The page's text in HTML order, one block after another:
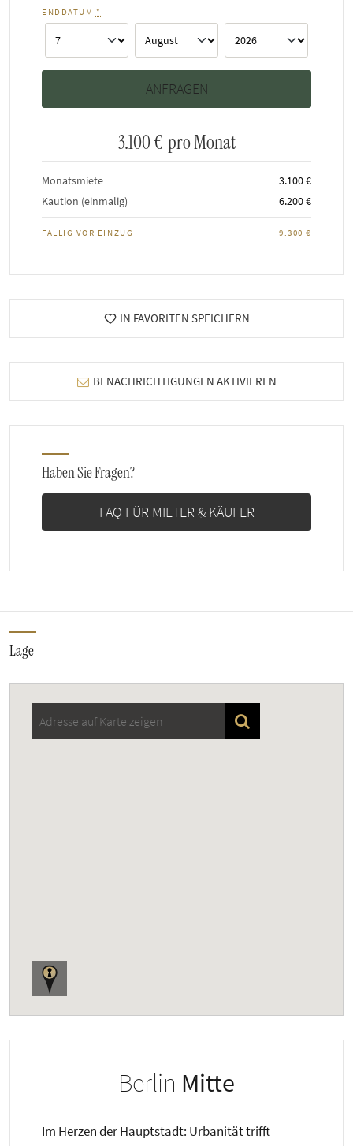
ENDDATUM *
3.100 € pro Monat
Monatsmiete
3.100 €
Kaution (einmalig)
6.200 €
FÄLLIG VOR EINZUG 9.300 €
IN FAVORITEN SPEICHERN
BENACHRICHTIGUNGEN AKTIVIEREN
Haben Sie Fragen?
FAQ FÜR MIETER & KÄUFER
Lage
Berlin Mitte
Im Herzen der Hauptstadt: Urbanität trifft